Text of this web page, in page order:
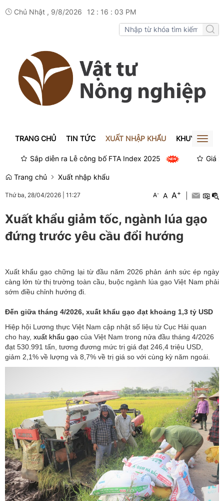
Chủ Nhật , 9/8/2026 12 : 16 : 03 PM
TRANG CHỦ TIN TỨC XUẤT NHẬP KHẨU KHUYẾNToggle
Sắp diễn ra Lễ công bố FTA Index 2025
Giá xe
Trang chủ Xuất nhập khẩu
Thứ ba, 28/04/2026 11:27 A- A A+
Xuất khẩu giảm tốc, ngành lúa gạo
đứng trước yêu cầu đổi hướng
Xuất khẩu gạo chững lại từ đầu năm 2026 phản ánh sức ép ngày
càng lớn từ thị trường toàn cầu, buộc ngành lúa gạo Việt Nam phải
sớm điều chỉnh hướng đi.
Đến giữa tháng 4/2026, xuất khẩu gạo đạt khoảng 1,3 tỷ USD
Hiệp hội Lương thực Việt Nam cập nhật số liệu từ Cục Hải quan
cho hay, xuất khẩu gạo của Việt Nam trong nửa đầu tháng 4/2026
đạt 530.991 tấn, tương đương mức trị giá đạt 246,4 triệu USD,
giảm 2,1% về lượng và 8,7% về trị giá so với cùng kỳ năm ngoái.